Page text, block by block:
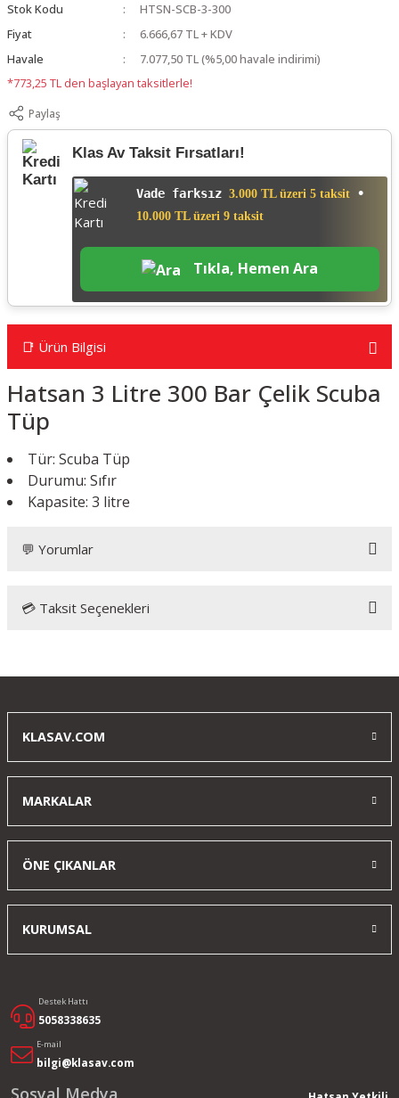
Stok Kodu
HTSN-SCB-3-300
Fiyat
6.666,67 TL + KDV
Havale
7.077,50 TL (%5,00 havale indirimi)
*773,25 TL den başlayan taksitlerle!
Paylaş
Klas Av Taksit Fırsatları!
Vade farksız 3.000 TL üzeri 5 taksit •
10.000 TL üzeri 9 taksit
Tıkla, Hemen Ara
📑 Ürün Bilgisi
Hatsan 3 Litre 300 Bar Çelik Scuba
Tüp
Tür: Scuba Tüp
Durumu: Sıfır
Kapasite: 3 litre
💬 Yorumlar
Bu ürüne ilk yorumu siz yapın!
💳 Taksit Seçenekleri
KLASAV.COM
MARKALAR
ÖNE ÇIKANLAR
KURUMSAL
Destek Hattı
5058338635
E-mail
bilgi@klasav.com
Sosyal Medya